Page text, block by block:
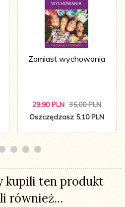
Zamiast wychowania
29,90 PLN 35,00 PLN
Oszczędzasz 5.10 PLN
kupili ten produkt
również...